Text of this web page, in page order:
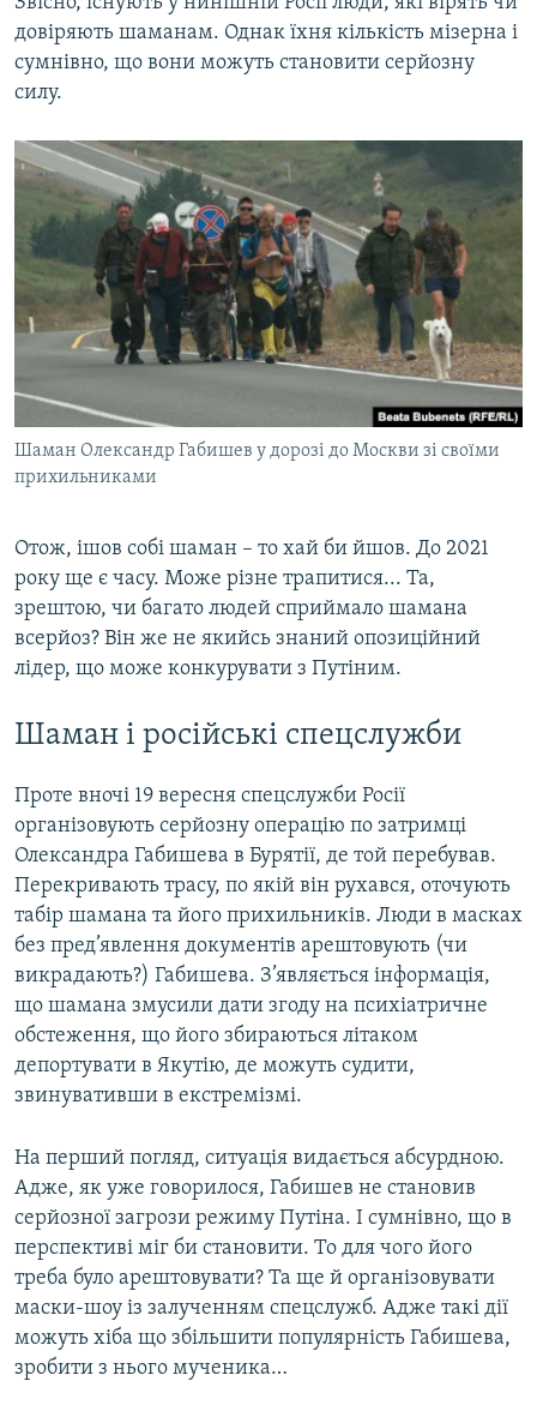
довіряють шаманам. Однак їхня кількість мізерна і
сумнівно, що вони можуть становити серйозну
силу.
Шаман Олександр Габишев у дорозі до Москви зі своїми
прихильниками
Отож, ішов собі шаман – то хай би йшов. До 2021
року ще є часу. Може різне трапитися... Та,
зрештою, чи багато людей сприймало шамана
всерйоз? Він же не якийсь знаний опозиційний
лідер, що може конкурувати з Путіним.
Шаман і російські спецслужби
Проте вночі 19 вересня спецслужби Росії
організовують серйозну операцію по затримці
Олександра Габишева в Бурятії, де той перебував.
Перекривають трасу, по якій він рухався, оточують
табір шамана та його прихильників. Люди в масках
без пред’явлення документів арештовують (чи
викрадають?) Габишева. З’являється інформація,
що шамана змусили дати згоду на психіатричне
обстеження, що його збираються літаком
депортувати в Якутію, де можуть судити,
звинувативши в екстремізмі.
На перший погляд, ситуація видається абсурдною.
Адже, як уже говорилося, Габишев не становив
серйозної загрози режиму Путіна. І сумнівно, що в
перспективі міг би становити. То для чого його
треба було арештовувати? Та ще й організовувати
маски-шоу із залученням спецслужб. Адже такі дії
можуть хіба що збільшити популярність Габишева,
зробити з нього мученика…